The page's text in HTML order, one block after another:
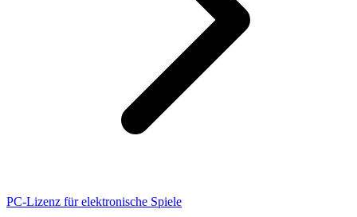
PC-Lizenz für elektronische Spiele